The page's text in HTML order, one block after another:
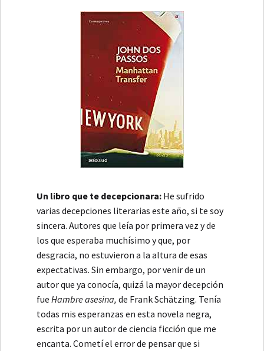
Un libro que te decepcionara: He sufrido
varias decepciones literarias este año, si te soy
sincera. Autores que leía por primera vez y de
los que esperaba muchísimo y que, por
desgracia, no estuvieron a la altura de esas
expectativas. Sin embargo, por venir de un
autor que ya conocía, quizá la mayor decepción
fue Hambre asesina, de Frank Schätzing. Tenía
todas mis esperanzas en esta novela negra,
escrita por un autor de ciencia ficción que me
encanta. Cometí el error de pensar que si